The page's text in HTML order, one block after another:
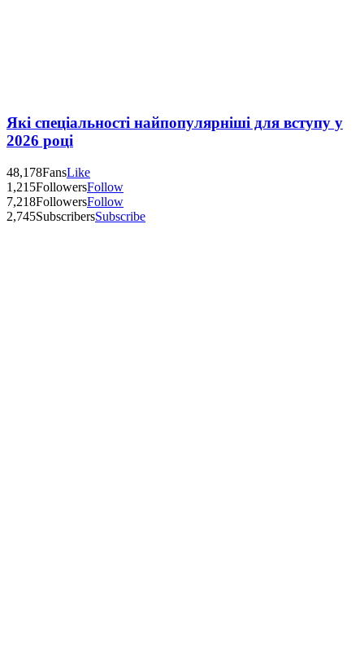
Які спеціальності найпопулярніші для вступу у
2026 році
48,178FansLike
1,215FollowersFollow
7,218FollowersFollow
2,745SubscribersSubscribe